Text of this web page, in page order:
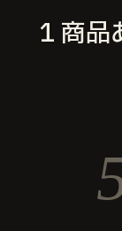
1 商品